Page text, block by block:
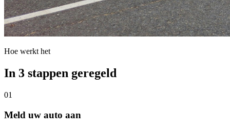
Hoe werkt het
In 3 stappen geregeld
01
Meld uw auto aan